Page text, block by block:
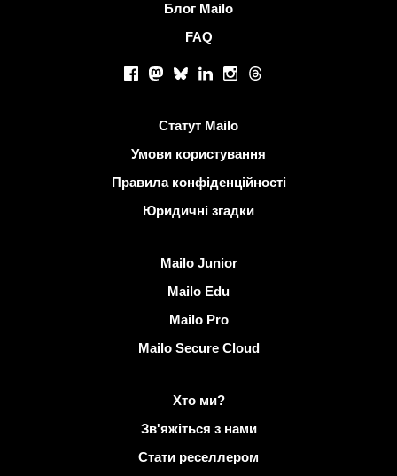
Блог Mailo
FAQ
Facebook
Mastodon
BlueskyLinkedInInstagram
Threads
Статут Mailo
Умови користування
Правила конфіденційності
Юридичні згадки
Mailo Junior
Mailo Edu
Mailo Pro
Mailo Secure Cloud
Хто ми?
Зв'яжіться з нами
Стати реселлером